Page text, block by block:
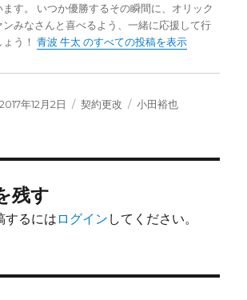
ます。 いつか優勝するその瞬間に、オリック
ンみなさんと喜べるよう、一緒に応援して行
ょう！青波 牛太 のすべての投稿を表示
投
2017年12月2日
カ
契約更改
タ
小田裕也
残す
するにはログイン してください。